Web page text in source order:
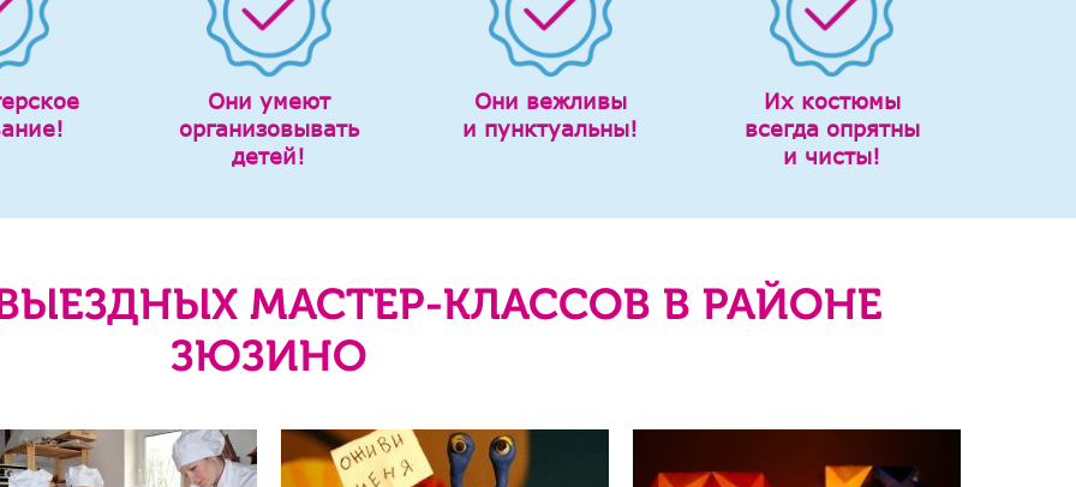
Они умеют
организовывать
детей!
Они вежливы
и пунктуальны!
Их костюмы
всегда опрятны
и чисты!
МАСТЕР-КЛАССОВ В РАЙОНЕ
ЗЮЗИНО